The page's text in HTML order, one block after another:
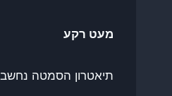
מעט רקע
תיאטרון הסמטה נחשב